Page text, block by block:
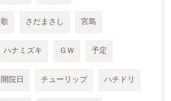
歌 さだまさし 宮島
ハナミズキ ＧＷ 予定
開院日 チューリップ ハチドリ